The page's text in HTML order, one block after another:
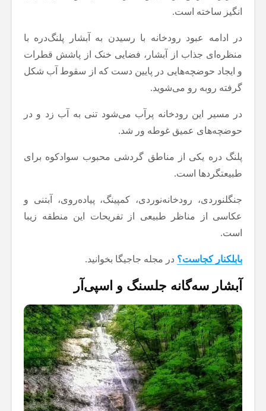
انگیز ساخته است.
در ادامه عبود رودخانه با رسیدن به آبشار پلنگ‌دره با
منظره‌ای جذاب از آبشار، فضایی خنک از پاشش قطرات
و ایجاد حوضچه‌هایی در پایین دست که از سقوط آب شکل
گرفته روبه رو می‌شوید.
در مسیر این رودخانه پرآب می‌شود تنی به آب زد و در
حوضچه‌های عمیق غوطه ور شد.
پلنگ دره یکی از مناطق گردشی محبوب سوادکوه برای
طبیعتگردها است.
جنگل‎نوردی، رودخانه‌نوردی، کمپینگ، پیاده‌روی، آبتنی و
عکاسی از مناظر طبیعی از تفریحات این منطقه زیبا
است.
بابلکنار کجاست؟ در مجله جاجیگا بخوانید.
آبشار سه‌گانه جلسنگ و اسپی‌آر